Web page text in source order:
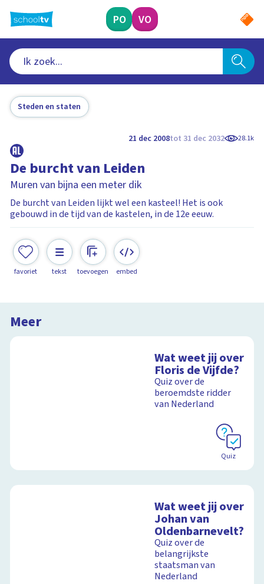
naar
hoofdinhoud
PO VO
Steden en staten
21 dec 2008tot 31 dec 2032 28.1k
De burcht van Leiden
Muren van bijna een meter dik
De burcht van Leiden lijkt wel een kasteel! Het is ook
gebouwd in de tijd van de kastelen, in de 12e eeuw.
favoriet tekst toevoegen embed
Meer
Wat weet jij over
Floris de Vijfde?
Quiz over de
beroemdste ridder
van Nederland
Quiz
Wat weet jij over
Johan van
Oldenbarnevelt?
Quiz over de
belangrijkste
staatsman van
Nederland